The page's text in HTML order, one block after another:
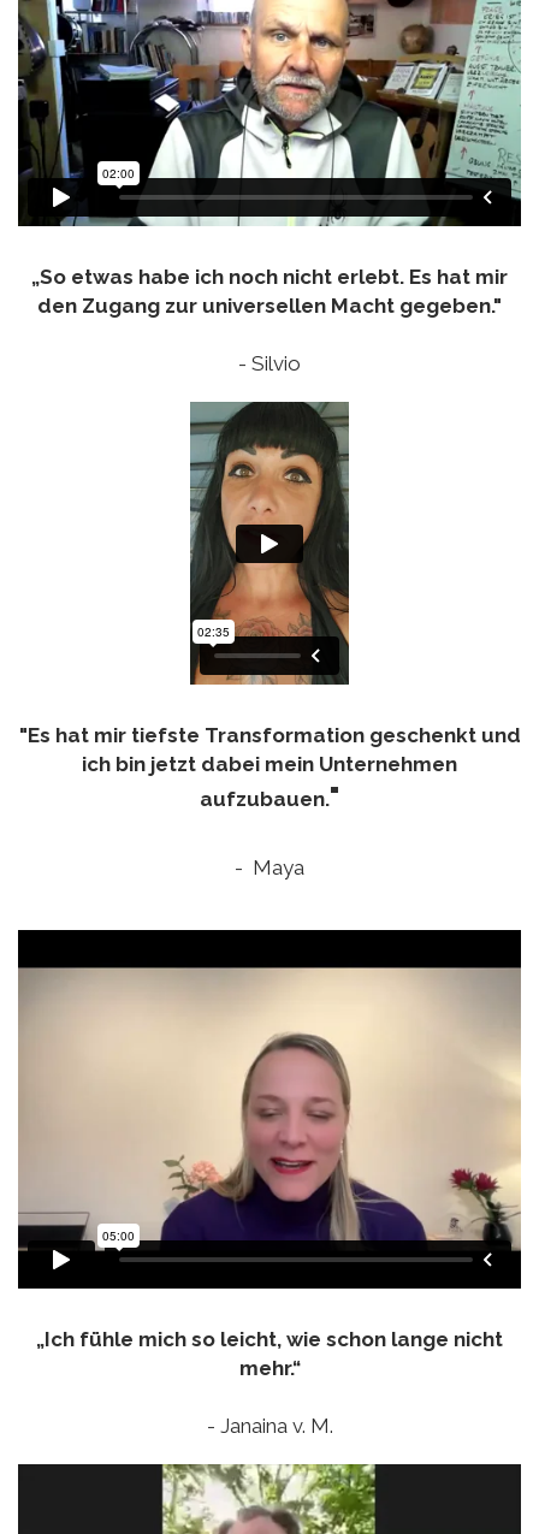
„So etwas habe ich noch nicht erlebt. Es hat mir
den Zugang zur universellen Macht gegeben."
- Silvio
"Es hat mir tiefste Transformation geschenkt und
ich bin jetzt dabei mein Unternehmen
aufzubauen."
- Maya
„Ich fühle mich so leicht, wie schon lange nicht
mehr.“
- Janaina v. M.